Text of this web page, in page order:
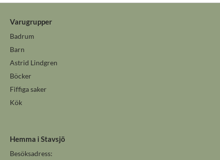
Varugrupper
Badrum
Barn
Astrid Lindgren
Böcker
Fiffiga saker
Kök
Hemma i Stavsjö
Besöksadress: